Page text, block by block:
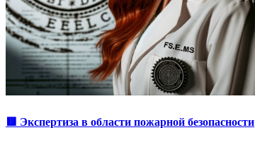
🟥 Экспертиза в области пожарной безопасности